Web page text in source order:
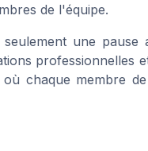
de l'équipe.
une pause
professionnelles
chaque membre